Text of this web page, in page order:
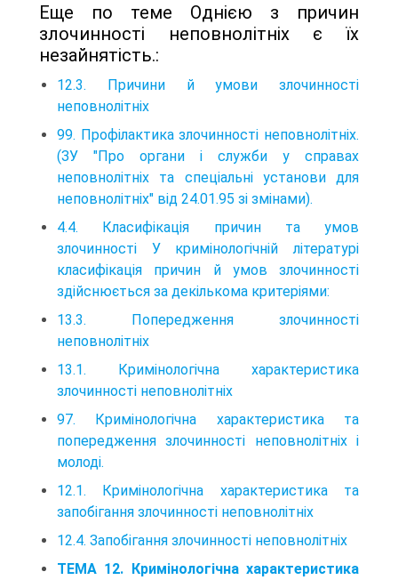
Еще по теме Однією з причин
злочинності неповнолітніх є їх
незайнятість.:
12.3. Причини й умови злочинності
неповнолітніх
99. Профілактика злочинності неповнолітніх.
(ЗУ "Про органи і служби у справах
неповнолітніх та спеціальні установи для
неповнолітніх" від 24.01.95 зі змінами).
4.4. Класифікація причин та умов
злочинності У кримінологічній літературі
класифікація причин й умов злочинності
здійснюється за декількома критеріями:
13.3. Попередження злочинності
неповнолітніх
13.1. Кримінологічна характеристика
злочинності неповнолітніх
97. Кримінологічна характеристика та
попередження злочинності неповнолітніх і
молоді.
12.1. Кримінологічна характеристика та
запобігання злочинності неповнолітніх
12.4. Запобігання злочинності неповнолітніх
ТЕМА 12. Кримінологічна характеристика